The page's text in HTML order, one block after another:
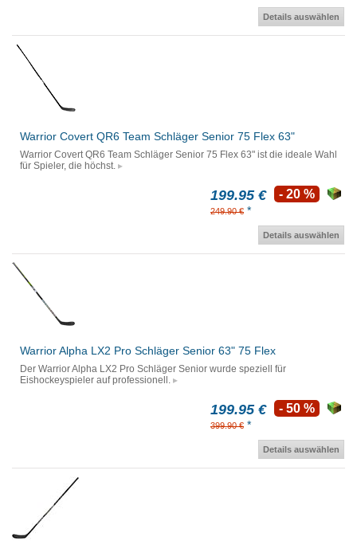
Details auswählen
Warrior Covert QR6 Team Schläger Senior 75 Flex 63"
Warrior Covert QR6 Team Schläger Senior 75 Flex 63" ist die ideale Wahl
für Spieler, die höchst.
199.95 €
249.90 € *
- 20 %
Details auswählen
Warrior Alpha LX2 Pro Schläger Senior 63" 75 Flex
Der Warrior Alpha LX2 Pro Schläger Senior wurde speziell für
Eishockeyspieler auf professionell.
199.95 €
399.90 € *
- 50 %
Details auswählen